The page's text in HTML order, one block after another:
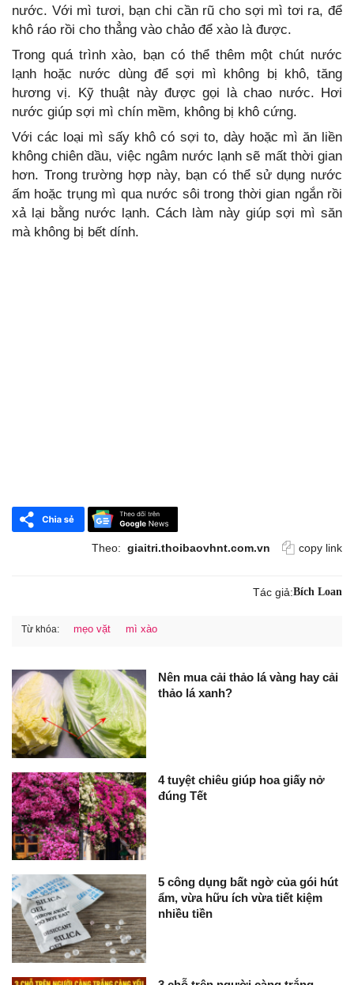
nước. Với mì tươi, bạn chi cần rũ cho sợi mì tơi ra, để
khô ráo rồi cho thẳng vào chảo để xào là được.
Trong quá trình xào, bạn có thể thêm một chút nước
lạnh hoặc nước dùng để sợi mì không bị khô, tăng
hương vị. Kỹ thuật này được gọi là chao nước. Hơi
nước giúp sợi mì chín mềm, không bị khô cứng.
Với các loại mì sấy khô có sợi to, dày hoặc mì ăn liền
không chiên dầu, việc ngâm nước lạnh sẽ mất thời gian
hơn. Trong trường hợp này, bạn có thể sử dụng nước
ấm hoặc trụng mì qua nước sôi trong thời gian ngắn rồi
xả lại bằng nước lạnh. Cách làm này giúp sợi mì săn
mà không bị bết dính.
Theo: giaitri.thoibaovhnt.com.vn copy link
Tác giả:Bích Loan
Từ khóa: mẹo vặt mì xào
Nên mua cải thảo lá vàng hay cải
thảo lá xanh?
4 tuyệt chiêu giúp hoa giấy nở
đúng Tết
5 công dụng bất ngờ của gói hút
ẩm, vừa hữu ích vừa tiết kiệm
nhiều tiền